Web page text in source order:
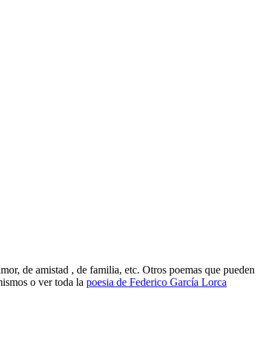
de amistad , de familia, etc. Otros poemas que pueden
o ver toda la poesia de Federico García Lorca